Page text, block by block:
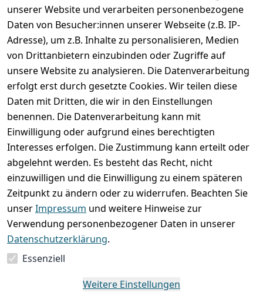
unserer Website und verarbeiten personenbezogene
Daten von Besucher:innen unserer Webseite (z.B. IP-
Adresse), um z.B. Inhalte zu personalisieren, Medien
von Drittanbietern einzubinden oder Zugriffe auf
unsere Website zu analysieren. Die Datenverarbeitung
erfolgt erst durch gesetzte Cookies. Wir teilen diese
Daten mit Dritten, die wir in den Einstellungen
benennen. Die Datenverarbeitung kann mit
Einwilligung oder aufgrund eines berechtigten
Interesses erfolgen. Die Zustimmung kann erteilt oder
abgelehnt werden. Es besteht das Recht, nicht
einzuwilligen und die Einwilligung zu einem späteren
Zeitpunkt zu ändern oder zu widerrufen. Beachten Sie
unserImpressum und weitere Hinweise zur
Verwendung personenbezogener Daten in unserer
Datenschutzerklärung.
Essenziell
Weitere Einstellungen
Rechtliches
Impressum
Datenschutze
rklärung
Batterieentsor
gung
Widerrufsrec
Services
Kontakt
Registrieren
Zahlung und
Versand
Umtausch /
Reklamation
Wir
versenden
mit
Folgt uns
gern auf
Zahle
bequem per